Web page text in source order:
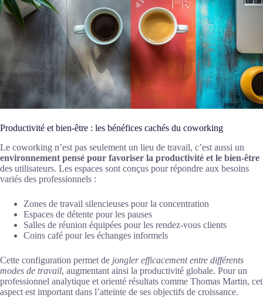
Productivité et bien-être : les bénéfices cachés du coworking
Le coworking n’est pas seulement un lieu de travail, c’est aussi un
environnement pensé pour favoriser la productivité et le bien-être
des utilisateurs. Les espaces sont conçus pour répondre aux besoins
variés des professionnels :
Zones de travail silencieuses pour la concentration
Espaces de détente pour les pauses
Salles de réunion équipées pour les rendez-vous clients
Coins café pour les échanges informels
Cette configuration permet de jongler efficacement entre différents
modes de travail, augmentant ainsi la productivité globale. Pour un
professionnel analytique et orienté résultats comme Thomas Martin, cet
aspect est important dans l’atteinte de ses objectifs de croissance.